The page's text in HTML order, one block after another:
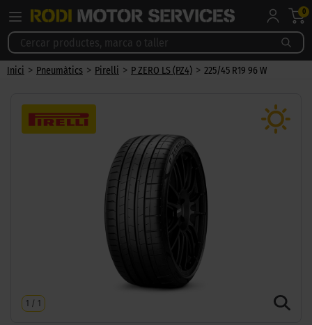
0
Inici > Pneumàtics > Pirelli > P ZERO LS (PZ4) > 225/45 R19 96 W
1 / 1